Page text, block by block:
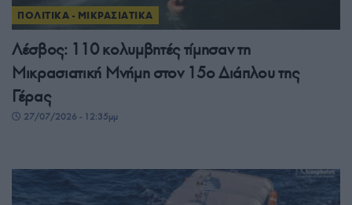
ΠΟΛΙΤΙΚΑ - ΜΙΚΡΑΣΙΑΤΙΚΑ
Λέσβος: 110 κολυμβητές τίμησαν τη
Μικρασιατική Μνήμη στον 15ο Διάπλου της
Γέρας
27/07/2026 - 12:35μμ